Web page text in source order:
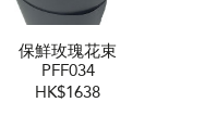
保鮮玫瑰花束
PFF034
HK$1638